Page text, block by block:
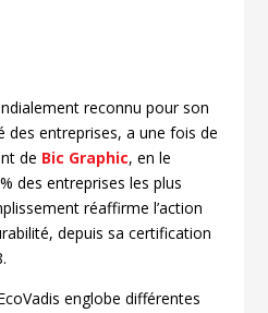
reconnu pour son
des entreprises, a une fois de
de Bic Graphic, en le
des entreprises les plus
réaffirme l’action
depuis sa certification
englobe différentes